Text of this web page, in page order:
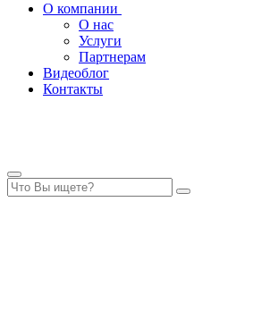
О компании
О нас
Услуги
Партнерам
Видеоблог
Контакты